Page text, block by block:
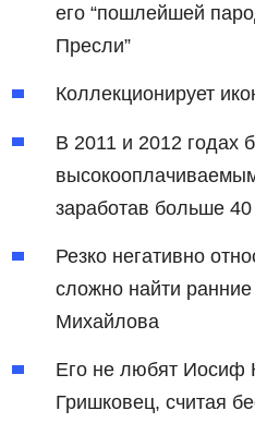
его “пошлейшей
Пресли”
Коллекционирует
В 2011 и 2012 годах
заработав больше
Резко негативно
сложно найти
Михайлова
Его не любят Иосиф
Гришковец, считая